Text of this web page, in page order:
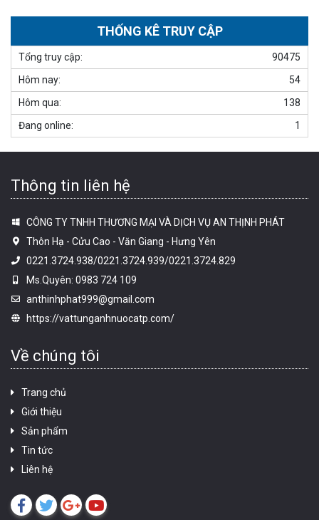
THỐNG KÊ TRUY CẬP
90475
Tổng truy cập:
54
Hôm nay:
138
Hôm qua:
1
Đang online:
Thông tin liên hệ
CÔNG TY TNHH THƯƠNG MẠI VÀ DỊCH VỤ AN THỊNH PHÁT
Thôn Hạ - Cửu Cao - Văn Giang - Hưng Yên
0221.3724.938/0221.3724.939/0221.3724.829
Ms.Quyên: 0983 724 109
anthinhphat999@gmail.com
https://vattunganhnuocatp.com/
Về chúng tôi
Trang chủ
Giới thiệu
Sản phẩm
Tin tức
Liên hệ